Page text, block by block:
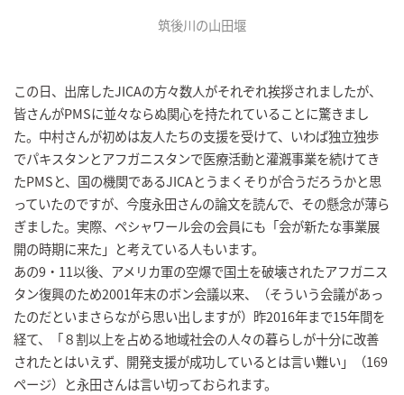
筑後川の山田堰
この日、出席したJICAの方々数人がそれぞれ挨拶されましたが、
皆さんがPMSに並々ならぬ関心を持たれていることに驚きまし
た。中村さんが初めは友人たちの支援を受けて、いわば独立独歩
でパキスタンとアフガニスタンで医療活動と灌漑事業を続けてき
たPMSと、国の機関であるJICAとうまくそりが合うだろうかと思
っていたのですが、今度永田さんの論文を読んで、その懸念が薄ら
ぎました。実際、ペシャワール会の会員にも「会が新たな事業展
開の時期に来た」と考えている人もいます。
あの9・11以後、アメリカ軍の空爆で国土を破壊されたアフガニス
タン復興のため2001年末のボン会議以来、（そういう会議があっ
たのだといまさらながら思い出しますが）昨2016年まで15年間を
経て、「８割以上を占める地域社会の人々の暮らしが十分に改善
されたとはいえず、開発支援が成功しているとは言い難い」（169
ページ）と永田さんは言い切っておられます。